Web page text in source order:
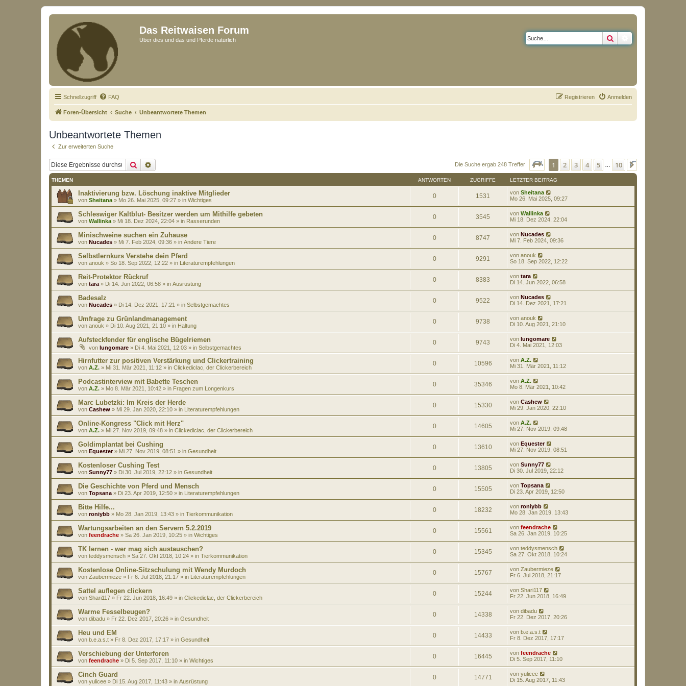
Das Reitwaisen Forum
Über dies und das und Pferde natürlich
Schnellzugriff FAQ Anmelden
Registrieren
Foren-Übersicht Suche Unbeantwortete Themen
Unbeantwortete Themen
Zur erweiterten Suche
Suche Die Suche ergab 248 Treffer Seite von10
1 2 3 4 5 10
THEMEN ANTWORTEN ZUGRIFFE LETZTER BEITRAG
Inaktivierung bzw. Löschung inaktive Mitglieder
von Sheitana » Mo 26. Mai 2025, 09:27 » in Wichtiges
0 1531 von Sheitana
Mo 26. Mai 2025, 09:27
Schleswiger Kaltblut- Besitzer werden um Mithilfe gebeten
von Wallinka » Mi 18. Dez 2024, 22:04 » in Rasserunden
0 3545 von Wallinka
Mi 18. Dez 2024, 22:04
Minischweine suchen ein Zuhause
von Nucades » Mi 7. Feb 2024, 09:36 » in Andere Tiere
0 8747 von Nucades
Mi 7. Feb 2024, 09:36
Selbstlernkurs Verstehe dein Pferd
von anouk » So 18. Sep 2022, 12:22 » in Literaturempfehlungen
0 9291 von anouk
So 18. Sep 2022, 12:22
Reit-Protektor Rückruf
von tara » Di 14. Jun 2022, 06:58 » in Ausrüstung
0 8383 von tara
Di 14. Jun 2022, 06:58
Badesalz
von Nucades » Di 14. Dez 2021, 17:21 » in Selbstgemachtes
0 9522 von Nucades
Di 14. Dez 2021, 17:21
Umfrage zu Grünlandmanagement
von anouk » Di 10. Aug 2021, 21:10 » in Haltung
0 9738 von anouk
Di 10. Aug 2021, 21:10
Aufsteckfender für englische Bügelriemen
von lungomare » Di 4. Mai 2021, 12:03 » in Selbstgemachtes
0 9743 von lungomare
Di 4. Mai 2021, 12:03
Hirnfutter zur positiven Verstärkung und Clickertraining
von A.Z. » Mi 31. Mär 2021, 11:12 » in Clickediclac, der Clickerbereich
0 10596 von A.Z.
Mi 31. Mär 2021, 11:12
Podcastinterview mit Babette Teschen
von A.Z. » Mo 8. Mär 2021, 10:42 » in Fragen zum Longenkurs
0 35346 von A.Z.
Mo 8. Mär 2021, 10:42
Marc Lubetzki: Im Kreis der Herde
von Cashew » Mi 29. Jan 2020, 22:10 » in Literaturempfehlungen
0 15330 von Cashew
Mi 29. Jan 2020, 22:10
Online-Kongress "Click mit Herz"
von A.Z. » Mi 27. Nov 2019, 09:48 » in Clickediclac, der Clickerbereich
0 14605 von A.Z.
Mi 27. Nov 2019, 09:48
Goldimplantat bei Cushing
von Equester» Mi 27. Nov 2019, 08:51 » in Gesundheit
0 13610 von Equester
Mi 27. Nov 2019, 08:51
Kostenloser Cushing Test
von Sunny77 » Di 30. Jul 2019, 22:12 » in Gesundheit
0 13805 von Sunny77
Di 30. Jul 2019, 22:12
Die Geschichte von Pferd und Mensch
von Topsana » Di 23. Apr 2019, 12:50 » in Literaturempfehlungen
0 15505 von Topsana
Di 23. Apr 2019, 12:50
Bitte Hilfe...
von roniybb » Mo 28. Jan 2019, 13:43 » in Tierkommunikation
0 18232 von roniybb
Mo 28. Jan 2019, 13:43
Wartungsarbeiten an den Servern 5.2.2019
von feendrache » Sa 26. Jan 2019, 10:25 » in Wichtiges
0 15561 von feendrache
Sa 26. Jan 2019, 10:25
TK lernen - wer mag sich austauschen?
von teddysmensch » Sa 27. Okt 2018, 10:24 » in Tierkommunikation
0 15345 von teddysmensch
Sa 27. Okt 2018, 10:24
Kostenlose Online-Sitzschulung mit Wendy Murdoch
von Zaubermieze » Fr 6. Jul 2018, 21:17 » in Literaturempfehlungen
0 15767 von Zaubermieze
Fr 6. Jul 2018, 21:17
Sattel auflegen clickern
von Shari117 » Fr 22. Jun 2018, 16:49 » in Clickediclac, der Clickerbereich
0 15244 von Shari117
Fr 22. Jun 2018, 16:49
Warme Fesselbeugen?
von dibadu » Fr 22. Dez 2017, 20:26 » in Gesundheit
0 14338 von dibadu
Fr 22. Dez 2017, 20:26
Heu und EM
von b.e.a.s.t » Fr 8. Dez 2017, 17:17 » in Gesundheit
0 14433 von b.e.a.s.t
Fr 8. Dez 2017, 17:17
Verschiebung der Unterforen
von feendrache » Di 5. Sep 2017, 11:10 » in Wichtiges
0 16445 von feendrache
Di 5. Sep 2017, 11:10
Cinch Guard
von yulicee » Di 15. Aug 2017, 11:43 » in Ausrüstung
0 14771 von yulicee
Di 15. Aug 2017, 11:43